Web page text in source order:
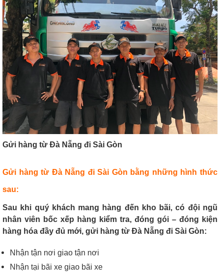
Gửi hàng từ Đà Nẵng đi Sài Gòn
Gửi hàng từ Đà Nẵng đi Sài Gòn bằng những hình thức
sau:
Sau khi quý khách mang hàng đến kho bãi, có đội ngũ
nhân viên bốc xếp hàng kiểm tra, đóng gói – đóng kiện
hàng hóa đầy đủ mới, gửi hàng từ Đà Nẵng đi Sài Gòn:
Nhận tận nơi giao tận nơi
Nhận tại bãi xe giao bãi xe